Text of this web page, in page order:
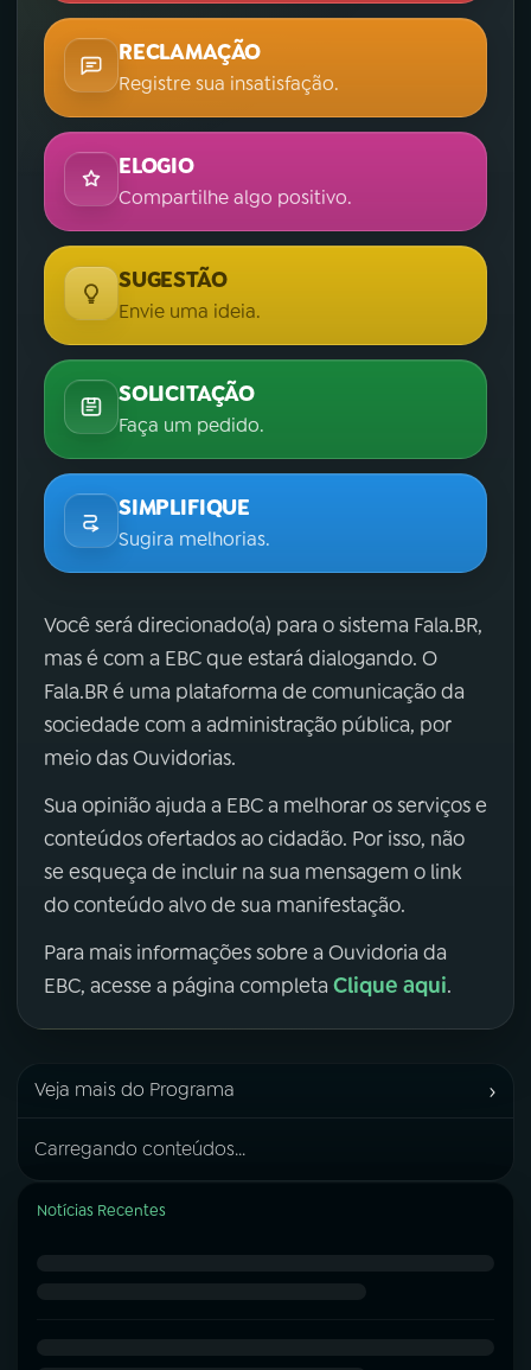
RECLAMAÇÃO
Registre sua insatisfação.
ELOGIO
Compartilhe algo positivo.
SUGESTÃO
Envie uma ideia.
SOLICITAÇÃO
Faça um pedido.
SIMPLIFIQUE
Sugira melhorias.
Você será direcionado(a) para o sistema Fala.BR,
mas é com a EBC que estará dialogando. O
Fala.BR é uma plataforma de comunicação da
sociedade com a administração pública, por
meio das Ouvidorias.
Sua opinião ajuda a EBC a melhorar os serviços e
conteúdos ofertados ao cidadão. Por isso, não
se esqueça de incluir na sua mensagem o link
do conteúdo alvo de sua manifestação.
Para mais informações sobre a Ouvidoria da
EBC, acesse a página completa Clique aqui.
Veja mais do Programa ›
Carregando conteúdos...
Notícias Recentes